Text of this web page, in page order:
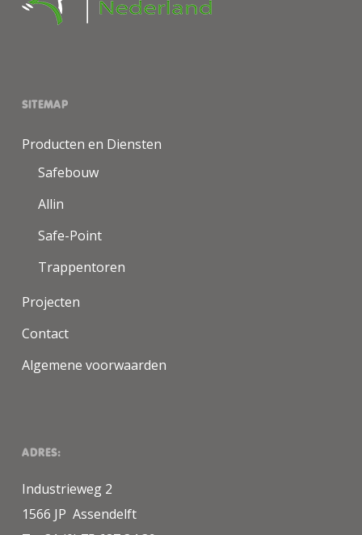
SITEMAP
Producten en Diensten
Safebouw
Allin
Safe-Point
Trappentoren
Projecten
Contact
Algemene voorwaarden
ADRES:
Industrieweg 2
1566 JP Assendelft